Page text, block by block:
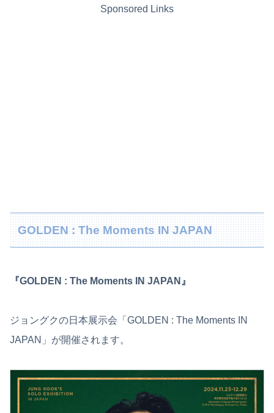
Sponsored Links
GOLDEN : The Moments IN JAPAN
『GOLDEN : The Moments IN JAPAN』
ジョングクの日本展示会「GOLDEN : The Moments IN
JAPAN」が開催されます。